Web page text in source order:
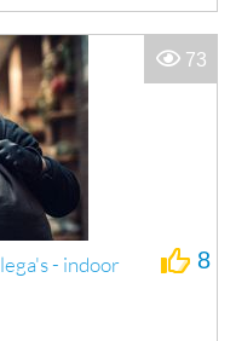
- indoor
8
73